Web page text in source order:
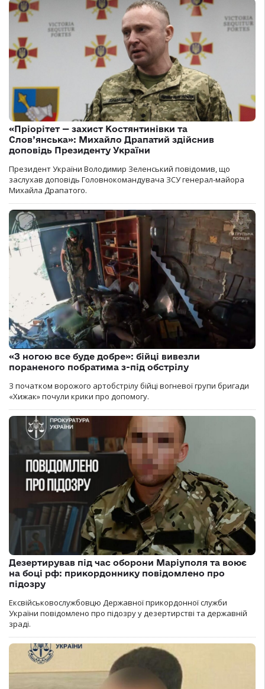
«Пріорітет — захист Костянтинівки та
Слов’янська»: Михайло Драпатий здійснив
доповідь Президенту України
Президент України Володимир Зеленський повідомив, що
заслухав доповідь Головнокомандувача ЗСУ генерал-майора
Михайла Драпатого.
«З ногою все буде добре»: бійці вивезли
пораненого побратима з-під обстрілу
З початком ворожого артобстрілу бійці вогневої групи бригади
«Хижак» почули крики про допомогу.
Дезертирував під час оборони Маріуполя та воює
на боці рф: прикордоннику повідомлено про
підозру
Ексвійськовослужбовцю Державної прикордонної служби
України повідомлено про підозру у дезертирстві та державній
зраді.